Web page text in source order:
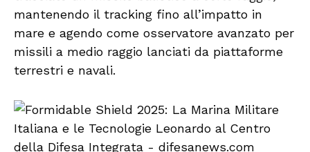
mantenendo il tracking fino all’impatto in
mare e agendo come osservatore avanzato per
missili a medio raggio lanciati da piattaforme
terrestri e navali.